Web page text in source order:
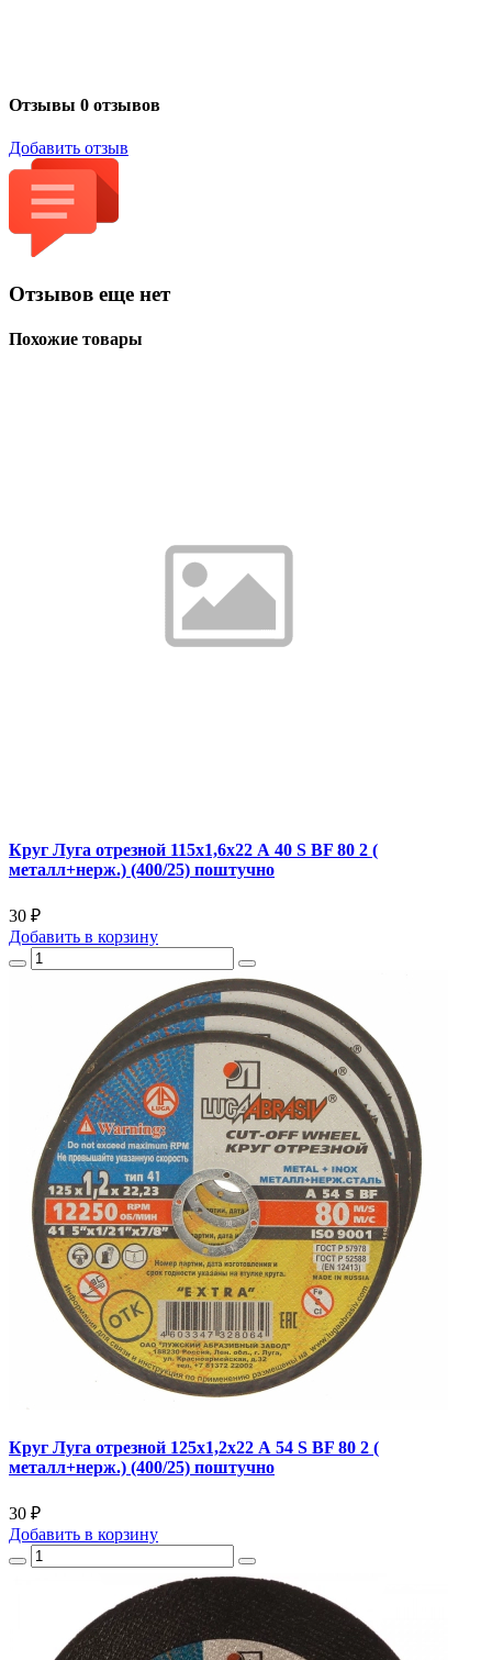
Отзывы 0 отзывов
Добавить отзыв
Отзывов еще нет
Похожие товары
Круг Луга отрезной 115х1,6х22 А 40 S BF 80 2 (
металл+нерж.) (400/25) поштучно
30 ₽
Добавить в корзину
Круг Луга отрезной 125х1,2х22 А 54 S BF 80 2 (
металл+нерж.) (400/25) поштучно
30 ₽
Добавить в корзину